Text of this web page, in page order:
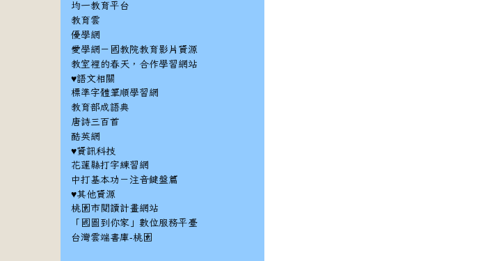
均一教育平台
教育雲
優學網
愛學網－國教院教育影片資源
教室裡的春天，合作學習網站
♥語文相關
標準字體筆順學習網
教育部成語典
唐詩三百首
酷英網
♥資訊科技
花蓮縣打字練習網
中打基本功－注音鍵盤篇
♥其他資源
桃園市閱讀計畫網站
「國圖到你家」數位服務平臺
台灣雲端書庫-桃園